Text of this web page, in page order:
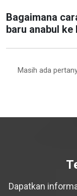
Bagaimana
baru anabul
Masih ada
Dapatkan